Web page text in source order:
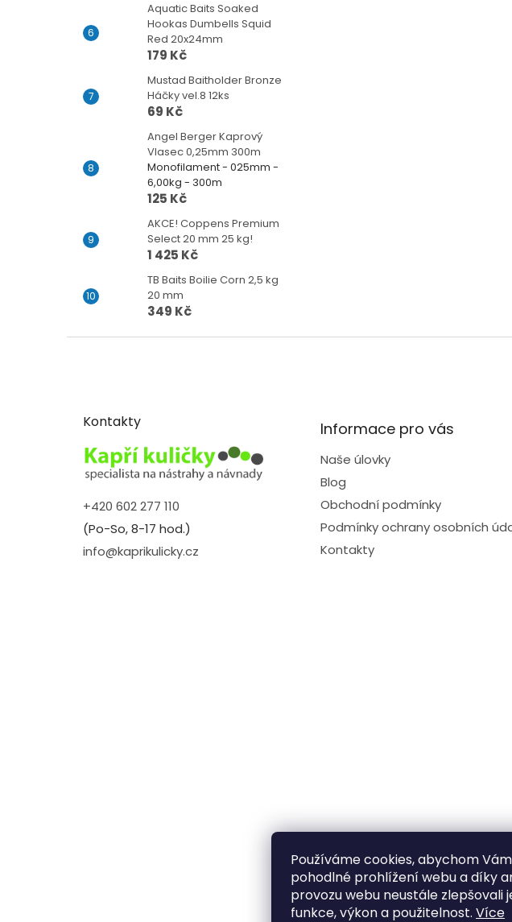
Používáme cookies, abychom
pohodlné prohlížení webu a díky
provozu webu neustále zlepšovali
funkce, výkon a použitelnost. Více
Aquatic Baits Soaked
Hookas Dumbells Squid
Red 20x24mm
179 Kč
Mustad Baitholder Bronze
Háčky vel.8 12ks
69 Kč
Angel Berger Kaprový
Vlasec 0,25mm 300m
Monofilament - 025mm -
6,00kg - 300m
125 Kč
AKCE! Coppens Premium
Select 20 mm 25 kg!
1 425 Kč
TB Baits Boilie Corn 2,5 kg
20 mm
349 Kč
Kontakty
+420 602 277 110
(Po-So, 8-17 hod.)
info@kaprikulicky.cz
Informace pro vás
Naše úlovky
Blog
Obchodní podmínky
Podmínky ochrany osobních
Kontakty